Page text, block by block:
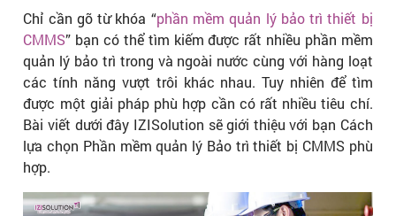
Chỉ cần gõ từ khóa “phần mềm quản lý bảo trì thiết bị
CMMS” bạn có thể tìm kiếm được rất nhiều phần mềm
quản lý bảo trì trong và ngoài nước cùng với hàng loạt
các tính năng vượt trôi khác nhau. Tuy nhiên để tìm
được một giải pháp phù hợp cần có rất nhiều tiêu chí.
Bài viết dưới đây IZISolution sẽ giới thiệu với bạn Cách
lựa chọn Phần mềm quản lý Bảo trì thiết bị CMMS phù
hợp.